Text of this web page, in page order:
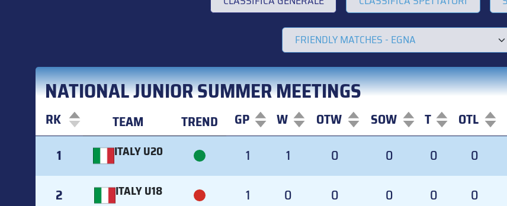
NATIONAL JUNIOR SUMMER MEETINGS
RK TEAM TREND GP W OTW SOW T OTL
TEAM
1 ITALY U20 1 1 0 0 0 0
2
ITALY U18 1 0 0 0 0 0